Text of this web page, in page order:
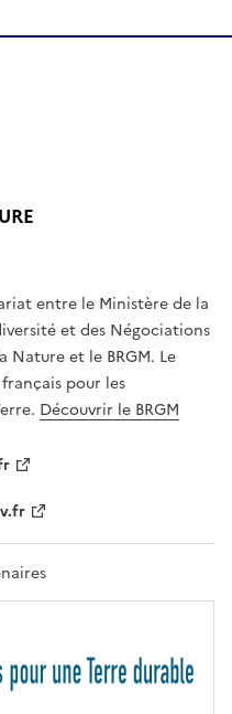
L
T
É
,
É
G
A
L
F
A
T
R
T
É
entre le Ministère de la
et des Négociations
et le BRGM. Le
pour les
Découvrir le BRGM